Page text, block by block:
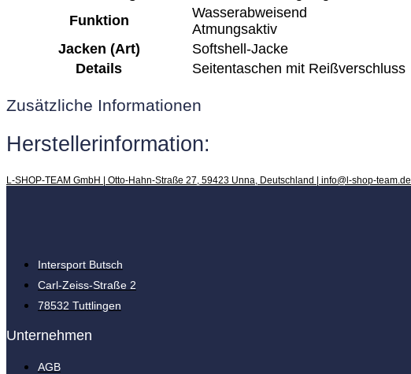
Funktion
Wasserabweisend
Atmungsaktiv
Jacken (Art)
Softshell-Jacke
Details
Seitentaschen mit Reißverschluss
Zusätzliche Informationen
Herstellerinformation:
L-SHOP-TEAM GmbH | Otto-Hahn-Straße 27, 59423 Unna, Deutschland | info@l-shop-team.de
Intersport Butsch
Carl-Zeiss-Straße 2
78532 Tuttlingen
Unternehmen
AGB